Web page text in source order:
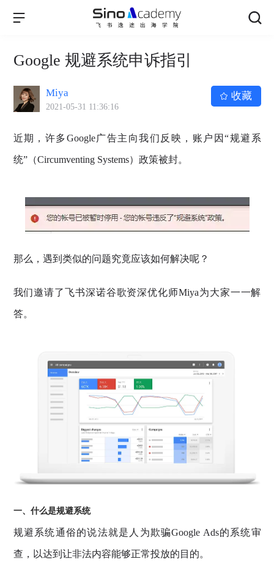
Google 规避系统申诉指引
Miya
2021-05-31 11:36:16
收藏
近期，许多Google广告主向我们反映，账户因“规避系
统”（Circumventing Systems）政策被封。
那么，遇到类似的问题究竟应该如何解决呢？
我们邀请了飞书深诺谷歌资深优化师Miya为大家一一解
答。
一、什么是规避系统
规避系统通俗的说法就是人为欺骗Google Ads的系统审
查，以达到让非法内容能够正常投放的目的。